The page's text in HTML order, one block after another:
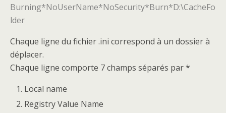
Burning*NoUserName*NoSecurity*Burn*D:\CacheFo
lder
Chaque ligne du fichier .ini correspond à un dossier à
déplacer.
Chaque ligne comporte 7 champs séparés par *
Local name
Registry Value Name